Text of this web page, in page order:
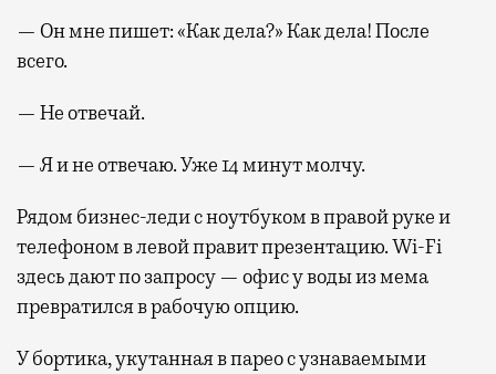
— Он мне пишет: «Как дела?» Как дела! После
всего.
— Не отвечай.
— Я и не отвечаю. Уже 14 минут молчу.
Рядом бизнес-леди с ноутбуком в правой руке и
телефоном в левой правит презентацию. Wi-Fi
здесь дают по запросу — офис у воды из мема
превратился в рабочую опцию.
У бортика, укутанная в парео с узнаваемыми